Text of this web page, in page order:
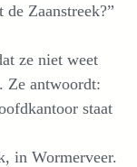
Zaanstreek?”
ze niet weet
Ze antwoordt:
staat
in Wormerveer.